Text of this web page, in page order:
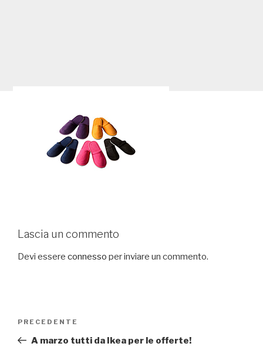
Lascia un commento
Devi essere connesso per inviare un commento.
Articolo
precedente:
PRECEDENTE
A marzo tutti da Ikea per le offerte!